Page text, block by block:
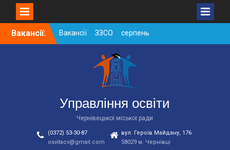
SkipВакансії:
Вакансії ЗЗСО серпень
2026
Вакансії ЗЗСО червень
Вакансії у ЗДО та
дошкільних підрозділах
ЗЗСО станом на
01.08.2026 р.
Управління освіти
Чернівецької міської ради
(0372) 53-30-87
osvitacv@gmail.com
вул. Героїв Майдану, 176
58029 м. Чернівці